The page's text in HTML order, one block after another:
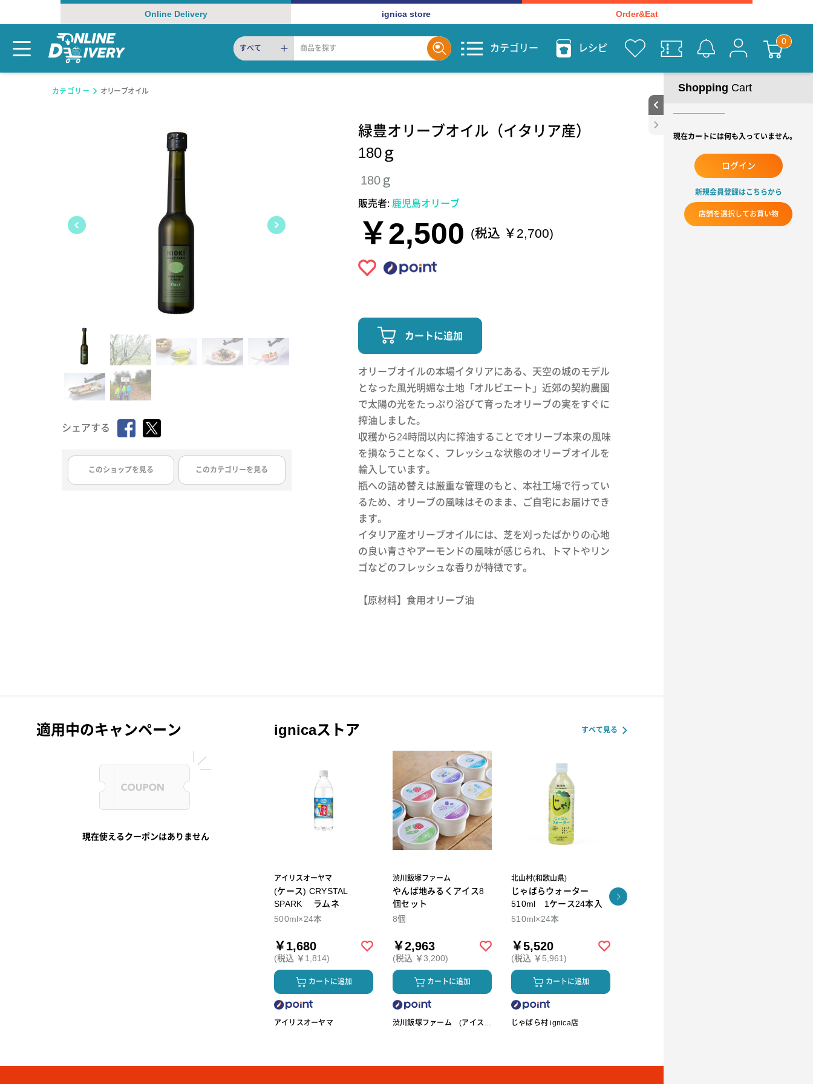
Online Delivery ignica store Order&Eat
すべて カテゴリー レシピ
カテゴリー オリーブオイル
シェアする
このショップを見る このカテゴリーを見る
緑豊オリーブオイル（イタリア産）
180ｇ
180ｇ
販売者: 鹿児島オリーブ
￥2,500 (税込 ￥2,700)
カートに追加
オリーブオイルの本場イタリアにある、天空の城のモデル
となった風光明媚な土地「オルビエート」近郊の契約農園
で太陽の光をたっぷり浴びて育ったオリーブの実をすぐに
搾油しました。
収穫から24時間以内に搾油することでオリーブ本来の風味
を損なうことなく、フレッシュな状態のオリーブオイルを
輸入しています。
瓶への詰め替えは厳重な管理のもと、本社工場で行ってい
るため、オリーブの風味はそのまま、ご自宅にお届けでき
ます。
イタリア産オリーブオイルには、芝を刈ったばかりの心地
の良い青さやアーモンドの風味が感じられ、トマトやリン
ゴなどのフレッシュな香りが特徴です。
【原材料】食用オリーブ油
適用中のキャンペーン
現在使えるクーポンはありません
ignicaストア すべて見る
アイリスオーヤマ
(ケース) CRYSTAL
SPARK ラムネ
500ml×24本
￥1,680
(税込 ￥1,814)
カートに追加
アイリスオーヤマ
渋川飯塚ファーム
やんば地みるくアイス8
個セット
8個
￥2,963
(税込 ￥3,200)
カートに追加
渋川飯塚ファーム (アイスク
北山村(和歌山県)
じゃばらウォーター
510ml 1ケース24本入
510ml×24本
￥5,520
(税込 ￥5,961)
カートに追加
じゃばら村 ignica店
Shopping Cart
現在カートには何も入っていません。
ログイン
新規会員登録はこちらから
店舗を選択してお買い物